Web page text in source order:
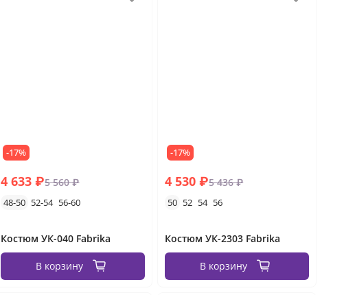
-17%
4 633 ₽5 560 ₽
48-50 52-54 56-60
Костюм УК-040 Fabrika
В корзину
-17%
4 530 ₽5 436 ₽
50 52 54 56
Костюм УК-2303 Fabrika
В корзину